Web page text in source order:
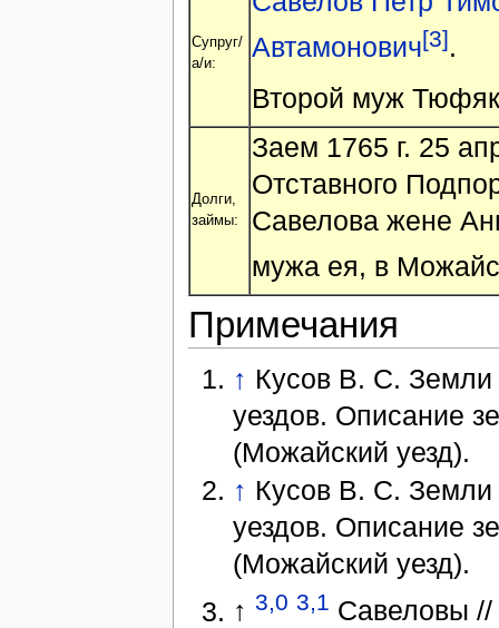
Супруг/
а/и:
Автамонович[3].
Второй муж
Долги,
займы:
Заем 1765 г. 25
Отставного
Савелова жене
мужа ея, в
Примечания
↑ Кусов В. С. Земли
уездов. Описание
(Можайский уезд).
↑ Кусов В. С. Земли
уездов. Описание
(Можайский уезд).
↑3,0 3,1 Савеловы //